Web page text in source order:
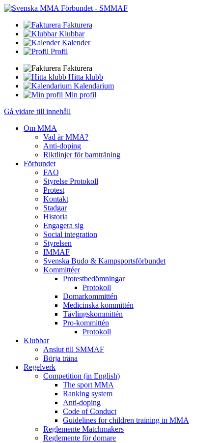
Fakturera
Klubbar
Kalender
Profil
Fakturera
Hitta klubb
Kalendarium
Min profil
Gå vidare till innehåll
Om MMA
Vad är MMA?
Anti-doping
Riktlinjer för barnträning
Förbundet
FAQ
Styrelse Protokoll
Protest
Kontakt
Stadgar
Historia
Engagera sig
Social integration
Styrelsen
IMMAF
Svenska Budo & Kampsportsförbundet
Kommittéer
Protestbedömningar
Protokoll
Domarkommittén
Medicinska kommittén
Tävlingskommittén
Pro-kommittén
Protokoll
Klubbar
Anslut till SMMAF
Börja träna
Regelverk
Competition (in English)
The sport MMA
Ranking system
Anti-doping
Code of Conduct
Guidelines for children training in MMA
Reglemente Matchmakers
Reglemente för domare